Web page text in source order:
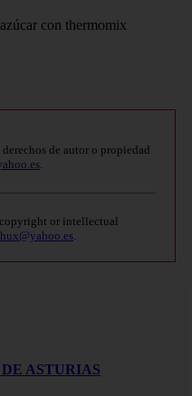
de autor o propiedad
.
or intellectual
.
ASTURIAS